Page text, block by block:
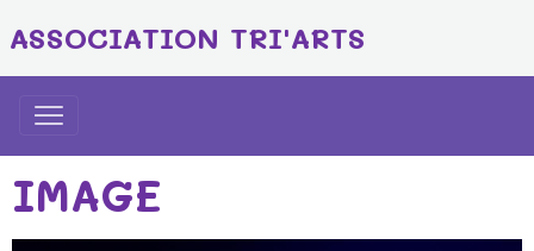
ASSOCIATION TRI'ARTS
IMAGE